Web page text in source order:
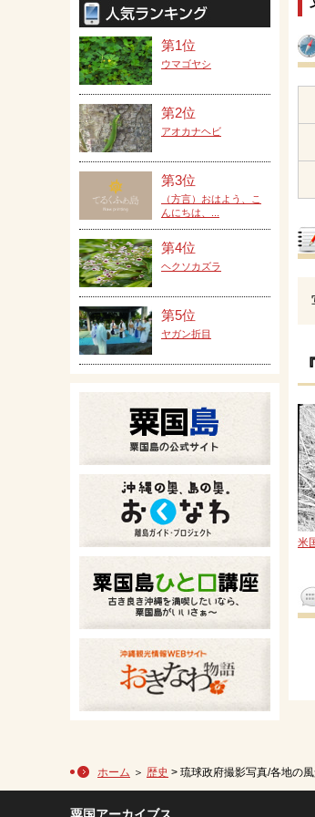
米
第1位
ウマゴヤシ
第2位
アオカナヘビ
第3位
（方言）おはよう、こ
んにちは、...
第4位
ヘクソカズラ
第5位
ヤガン折目
ホーム ＞ 歴史 > 琉球政府撮影写真/各地の